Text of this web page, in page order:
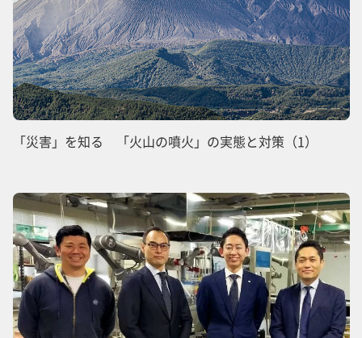
「災害」を知る 「火山の噴火」の実態と対策（1）